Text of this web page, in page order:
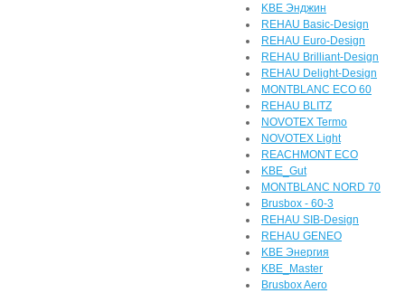
KBE Энджин
REHAU Basic-Design
REHAU Euro-Design
REHAU Brilliant-Design
REHAU Delight-Design
MONTBLANC ECO 60
REHAU BLITZ
NOVOTEX Termo
NOVOTEX Light
REACHMONT ECO
KBE_Gut
MONTBLANC NORD 70
Brusbox - 60-3
REHAU SIB-Design
REHAU GENEO
KBE Энергия
KBE_Master
Brusbox Aero